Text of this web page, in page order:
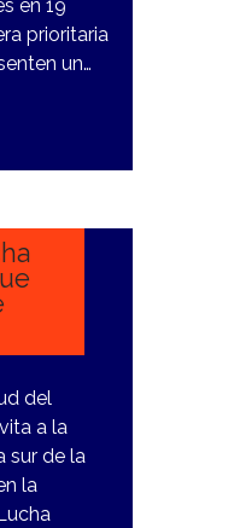
en 19
prioritaria
un…
del
a la
sur de la
la